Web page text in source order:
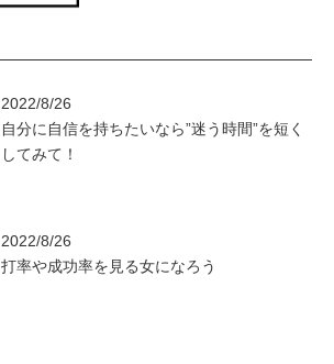
2022/8/26
自分に自信を持ちたいなら”迷う時間”を短く
してみて！
2022/8/26
打率や成功率を見る女になろう